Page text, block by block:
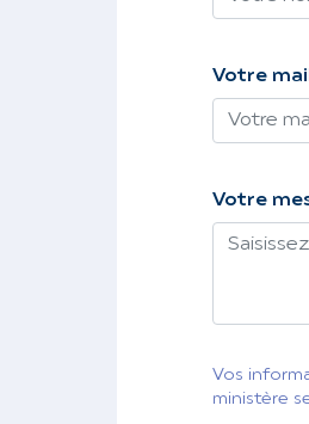
Votre mail
Votre
Vos
ministère